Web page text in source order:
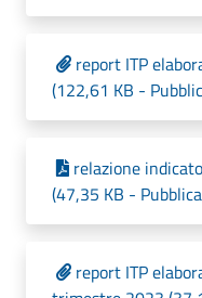
report ITP
(122,61 KB -
relazione
(47,35 KB -
report ITP